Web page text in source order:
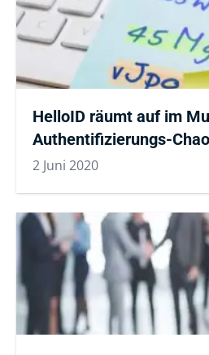
HelloID räumt auf im
Authentifizierungs-
2 Juni 2020